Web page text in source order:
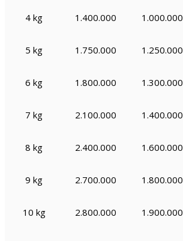
4 kg 1.400.000 1.000.000
5 kg 1.750.000 1.250.000
6 kg 1.800.000 1.300.000
7 kg 2.100.000 1.400.000
8 kg 2.400.000 1.600.000
9 kg 2.700.000 1.800.000
10 kg 2.800.000 1.900.000